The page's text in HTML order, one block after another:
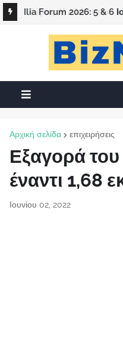
Ilia Forum 2026: 5 & 6
Σύρος: Η Αλάνα που
Αρχική σελίδα επιχειρήσεις
Εξαγορά
έναντι 1,68
Ιουνίου 02, 2022